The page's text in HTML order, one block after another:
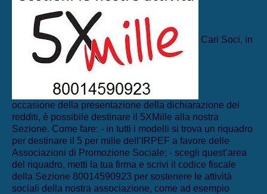
Cari Soci, in
occasione della presentazione della dichiarazione dei
redditi, è possibile destinare il 5XMille alla nostra
Sezione. Come fare: - in tutti i modelli si trova un riquadro
per destinare il 5 per mille dell’IRPEF a favore delle
Associazioni di Promozione Sociale; - scegli quest’area
del riquadro, metti la tua firma e scrivi il codice fiscale
della Sezione 80014590923 per sostenere le attività
sociali della nostra associazione, come ad esempio